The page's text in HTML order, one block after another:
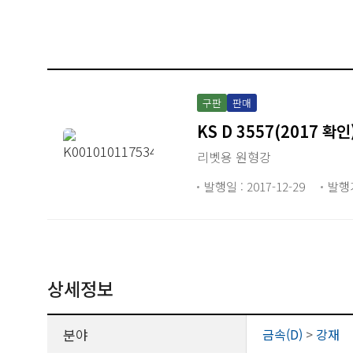
구판 판매
KS D 3557(2017 확
리벳용 원형강
발행일 : 2017-12-29 발
상세정보
분야 금속(D) > 강재